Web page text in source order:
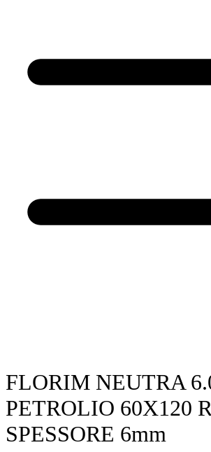
FLORIM NEUTRA
PETROLIO 60X120
SPESSORE 6mm